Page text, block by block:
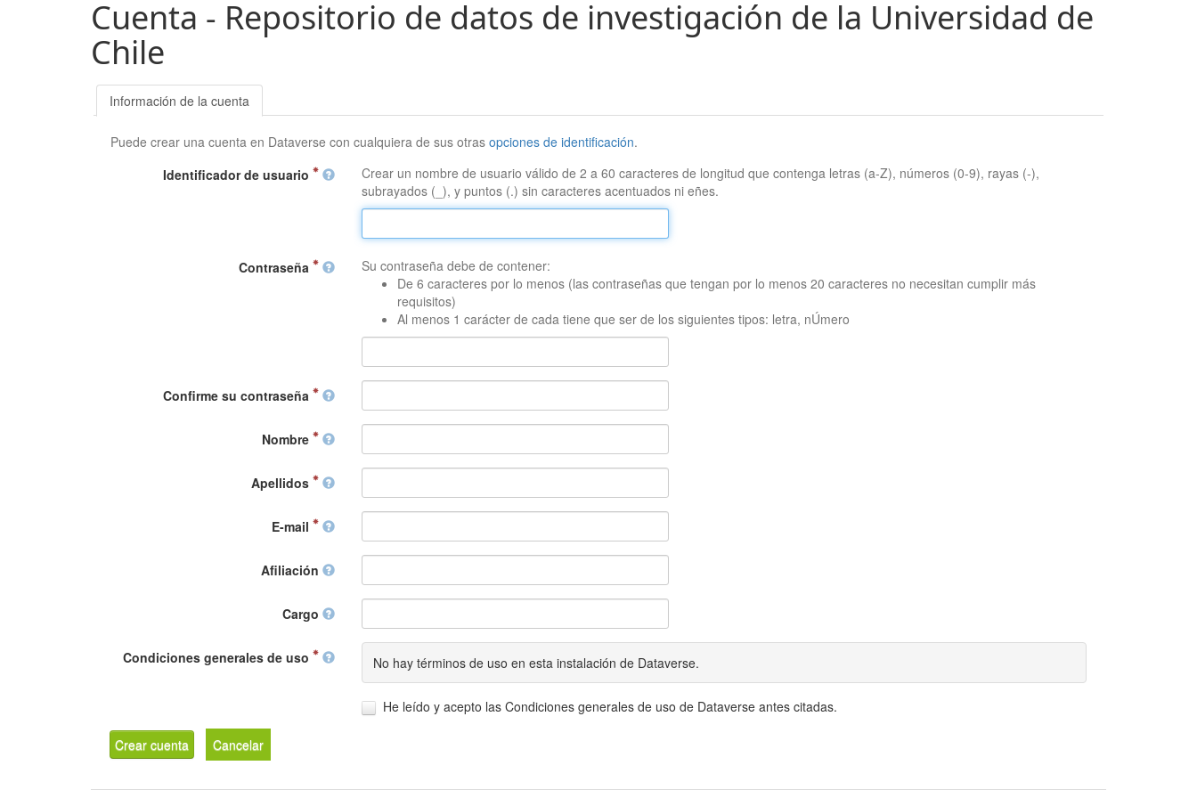
Cuenta - Repositorio de datos de investigación de la Universidad de
Chile
Información de la cuenta
Puede crear una cuenta en Dataverse con cualquiera de sus otrasopciones de identificación.
Identificador de usuario
Crear un nombre de usuario válido de 2 a 60 caracteres de longitud que contenga letras (a-Z), números (0-9), rayas (-),
subrayados (_), y puntos (.) sin caracteres acentuados ni eñes.
Contraseña
Su contraseña debe de contener:
De 6 caracteres por lo menos (las contraseñas que tengan por lo menos 20 caracteres no necesitan cumplir más
requisitos)
Al menos 1 carácter de cada tiene que ser de los siguientes tipos: letra, nÚmero
Confirme su contraseña
Nombre
Apellidos
E-mail
Afiliación
Cargo
Condiciones generales de uso No hay términos de uso en esta instalación de Dataverse.
He leído y acepto las Condiciones generales de uso de Dataverse antes citadas.
Crear cuenta Cancelar